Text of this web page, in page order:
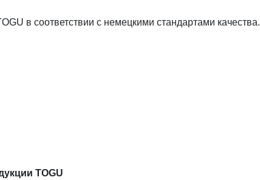
в соответствии с немецкими стандартами качества.
TOGU